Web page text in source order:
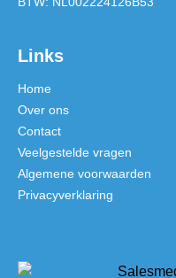
Links
Home
Over ons
Contact
Veelgestelde vragen
Algemene voorwaarden
Privacyverklaring